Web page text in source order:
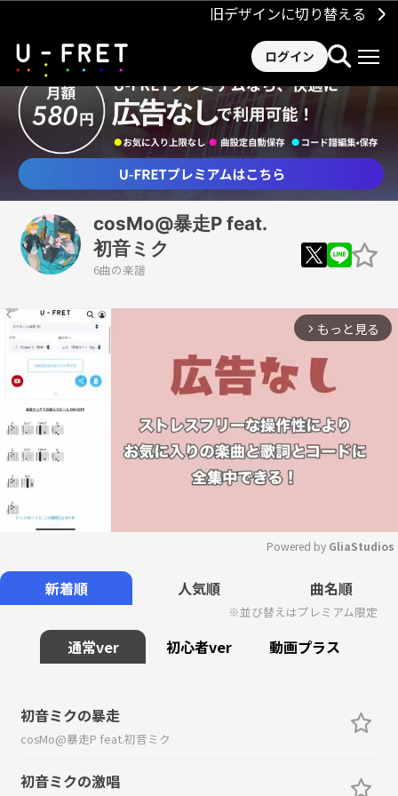
旧デザインに切り替える
ログイン
cosMo@暴走P feat.
初音ミク
6曲の楽譜
arrow_forward_ios もっと見る
Mute
Powered by GliaStudios
新着順 人気順 曲名順
※並び替えはプレミアム限定
通常ver 初心者ver 動画プラス
初音ミクの暴走
cosMo@暴走P feat.初音ミク
初音ミクの激唱